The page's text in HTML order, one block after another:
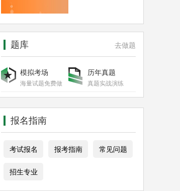
题库 去做题
模拟考场
海量试题免费做
历年真题
真题实战演练
报名指南
考试报名 报考指南 常见问题
招生专业